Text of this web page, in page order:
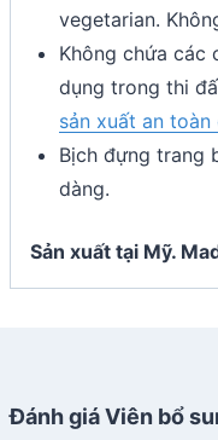
vegetarian.
Không chứa các
dụng trong thi
sản xuất an
Bịch đựng trang
dàng.
Sản xuất tại Mỹ.
Đánh giá Viên bổ